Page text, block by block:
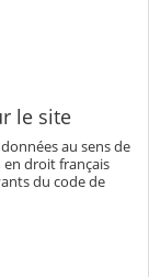
le site
au sens de
en droit français
du code de